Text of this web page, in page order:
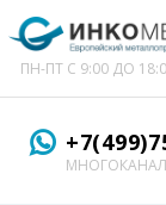
ПН-ПТ С 9:00 ДО